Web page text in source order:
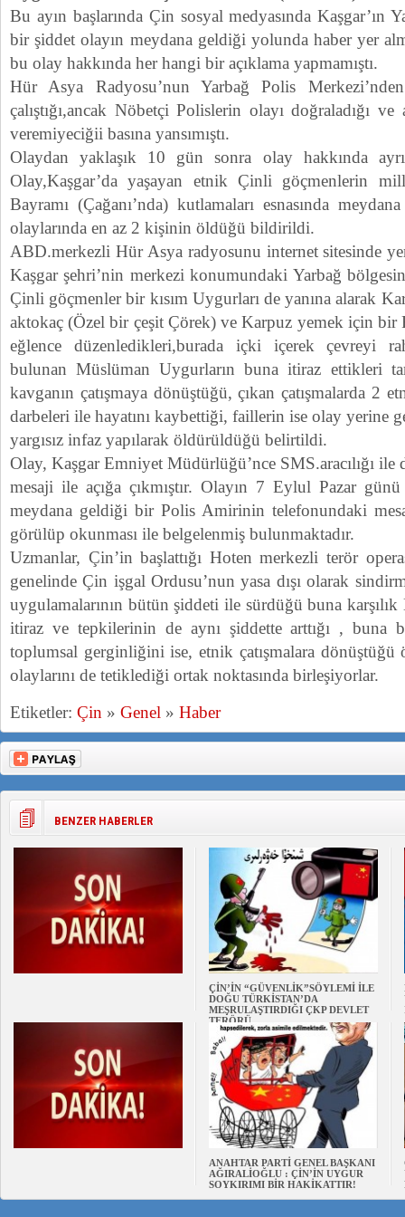
Bu ayın başlarında Çin sosyal medyasında Kaşgar’ın
bir şiddet olayın meydana geldiği yolunda haber yer
bu olay hakkında her hangi bir açıklama yapmamıştı.
Hür Asya Radyosu’nun Yarbağ Polis
çalıştığı,ancak Nöbetçi Polislerin olayı doğraladığı ve
veremiyeciğii basına yansımıştı.
Olaydan yaklaşık 10 gün sonra olay hakkında
Olay,Kaşgar’da yaşayan etnik Çinli göçmenlerin
Bayramı (Çağanı’nda) kutlamaları esnasında
olaylarında en az 2 kişinin öldüğü bildirildi.
ABD.merkezli Hür Asya radyosunu internet sitesinde
Kaşgar şehri’nin merkezi konumundaki Yarbağ
Çinli göçmenler bir kısım Uygurları de yanına alarak
aktokaç (Özel bir çeşit Çörek) ve Karpuz yemek için bir
eğlence düzenledikleri,burada içki içerek çevreyi
bulunan Müslüman Uygurların buna itiraz ettikleri
kavganın çatışmaya dönüştüğü, çıkan çatışmalarda 2
darbeleri ile hayatını kaybettiği, faillerin ise olay yerine
yargısız infaz yapılarak öldürüldüğü belirtildi.
Olay, Kaşgar Emniyet Müdürlüğü’nce SMS.aracılığı ile
mesaji ile açığa çıkmıştır. Olayın 7 Eylul Pazar günü
meydana geldiği bir Polis Amirinin telefonundaki
görülüp okunması ile belgelenmiş bulunmaktadır.
Uzmanlar, Çin’in başlattığı Hoten merkezli terör
genelinde Çin işgal Ordusu’nun yasa dışı olarak
uygulamalarının bütün şiddeti ile sürdüğü buna
itiraz ve tepkilerinin de aynı şiddette arttığı , buna
toplumsal gerginliğini ise, etnik çatışmalara dönüştüğü
olaylarını de tetiklediği ortak noktasında birleşiyorlar.
Etiketler: Çin » Genel » Haber
BENZER HABERLER
ÇİN’İN “GÜVENLİK”SÖYLEMİ İLE
DOĞU TÜRKİSTAN’DA
MEŞRULAŞTIRDIĞI ÇKP DEVLET
TERÖRÜ
ANAHTAR PARTİ GENEL BAŞKANI
AĞIRALİOĞLU : ÇİN’İN UYGUR
SOYKIRIMI BİR HAKİKATTIR!